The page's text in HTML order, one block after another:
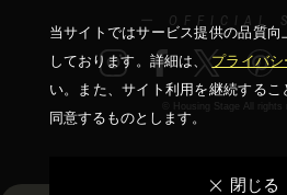
ー OFFICIAL
© Housing Stage All rights
当サイトではサービス提供の品質向
しております。詳細は、プライバ
い。
また、サイト利⽤を継続するこ
同意するものとします。
閉じる